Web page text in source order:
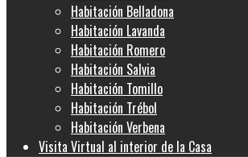
Habitación Belladona
Habitación Lavanda
Habitación Romero
Habitación Salvia
Habitación Tomillo
Habitación Trébol
Habitación Verbena
Visita Virtual al interior de la Casa